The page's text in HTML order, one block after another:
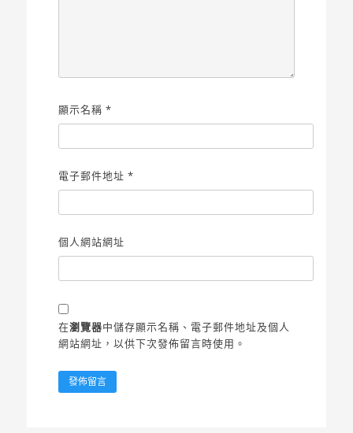
顯示名稱*
電子郵件地址*
個人網站網址
在瀏覽器中儲存顯示名稱、電子郵件地址及個人
網站網址，以供下次發佈留言時使用。